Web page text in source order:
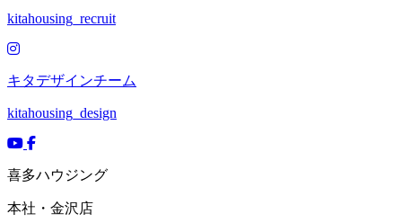
kitahousing_recruit
キタデザインチーム
kitahousing_design
喜多ハウジング
本社・金沢店